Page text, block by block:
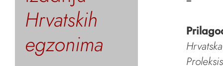
Hrvatskih
egzonima